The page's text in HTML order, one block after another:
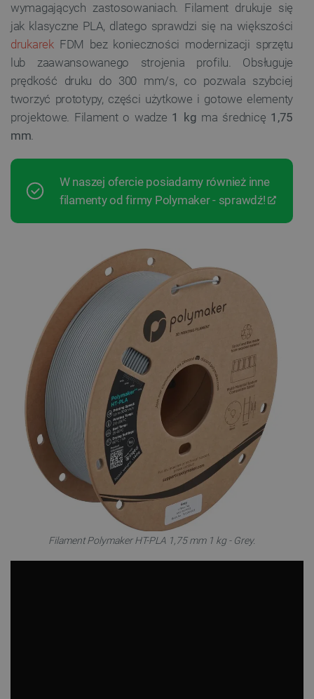
wymagających zastosowaniach. Filament drukuje się
jak klasyczne PLA, dlatego sprawdzi się na większości
drukarekFDM bez konieczności modernizacji sprzętu
lub zaawansowanego strojenia profilu. Obsługuje
prędkość druku do 300 mm/s, co pozwala szybciej
tworzyć prototypy, części użytkowe i gotowe elementy
projektowe. Filament o wadze 1 kg ma średnicę 1,75
mm.
W naszej ofercie posiadamy również inne
filamenty od firmy Polymaker - sprawdź!
Filament Polymaker HT-PLA 1,75 mm 1 kg - Grey.